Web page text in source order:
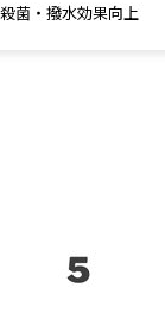
菌・撥水効果向上